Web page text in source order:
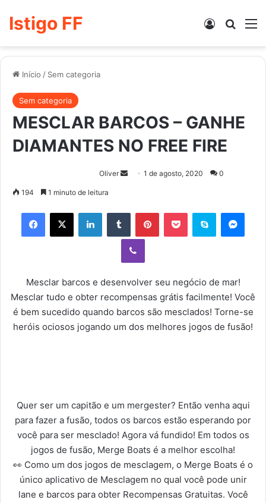
Istigo FF Entrar
Início / Sem categoria
Sem categoria
MESCLAR BARCOS – GANHE
DIAMANTES NO FREE FIRE
Oliver
Mande
mail
1 de agosto, 2020 0
194 1 minuto de leitura
Facebook
X LinkedinTumblr PinterestPocket Skype
Viber
Mesclar barcos e desenvolver seu negócio de mar!
Mesclar tudo e obter recompensas grátis facilmente! Você
é bem sucedido quando barcos são mesclados! Torne-se
heróis ociosos jogando um dos melhores jogos de fusão!
Quer ser um capitão e um mergester? Então venha aqui
para fazer a fusão, todos os barcos estão esperando por
você para ser mesclado! Agora vá fundido! Em todos os
jogos de fusão, Merge Boats é a melhor escolha!
👀 Como um dos jogos de mesclagem, o Merge Boats é o
único aplicativo de Mesclagem no qual você pode unir
lane e barcos para obter Recompensas Gratuitas. Você